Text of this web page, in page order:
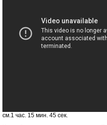
см.1 час. 15 мин. 45 сек.